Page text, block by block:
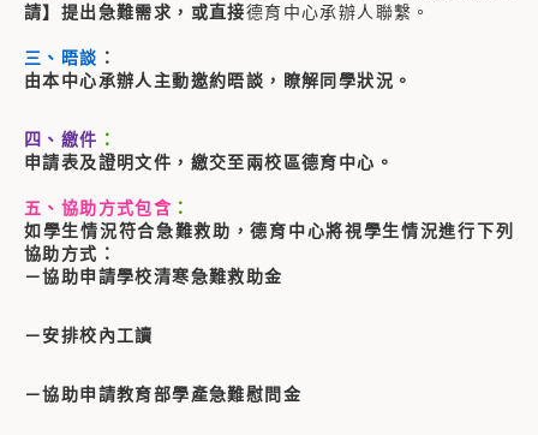
請】提出急難需求，或直接德育中心承辦人聯繫。
三、晤談 ：
由本中心承辦人主動邀約晤談，瞭解同學狀況。
四、繳件 ：
申請表及證明文件，繳交至兩校區德育中心。
五、 協助方式包含 ：
如學生情況符合急難救助，德育中心將視學生情況進行下列
協助方式：
－協助申請學校清寒急難救助金
－安排校內工讀
－協助申請教育部學產急難慰問金